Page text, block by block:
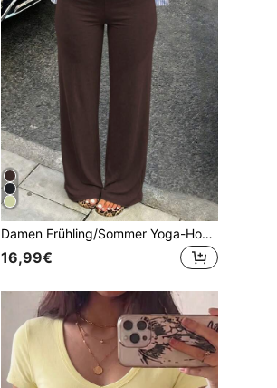
Damen Frühling/Sommer Yoga-Hose mit hoher Taille, lässig, weich, elastisch, Sport-Hose
16,99€